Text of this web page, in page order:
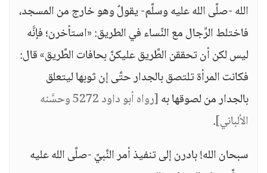
الله -صلَّى الله عليه وسلَّم- يقولٌ وهو خارج من المسجد،
فاختلط الرِّجال مع النِّساء في الطريق: «استأخرن؛ فإنَّه
ليس لكن أن تحققن الطَّريق عليكنَّ بحافات الطَّريق» قال:
فكانت المرأة تلتصق بالجدار حتَّى إن ثوبها ليتعلق
بالجدار من لصوقها به
[رواه أبو داود 5272 وحسَّنه
الألباني].
سبحان الله! بادرن إلى تنفيذ أمر النَّبيِّ -صلَّى الله عليه